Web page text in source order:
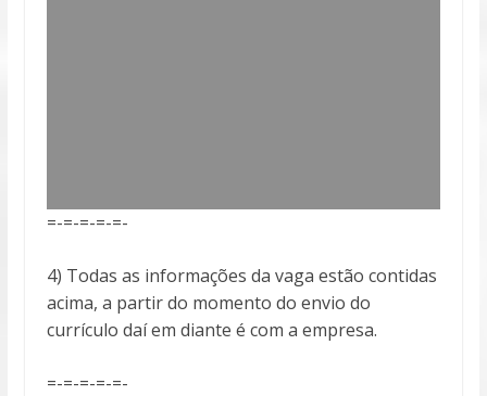
=-=-=-=-=-
4) Todas as informações da vaga estão contidas
acima, a partir do momento do envio do
currículo daí em diante é com a empresa.
=-=-=-=-=-